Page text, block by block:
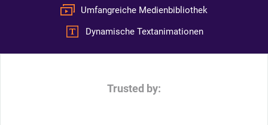
Umfangreiche Medienbibliothek
Dynamische Textanimationen
Trusted by: